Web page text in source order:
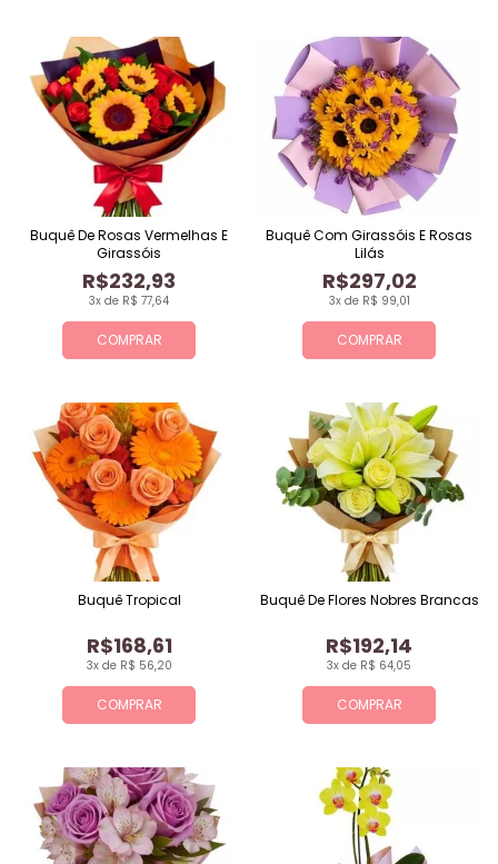
COMPRAR
3x de R$ 77,64
R$232,93
Buquê De Rosas Vermelhas E
Girassóis
COMPRAR
3x de R$ 99,01
R$297,02
Buquê Com Girassóis E Rosas
Lilás
COMPRAR
3x de R$ 56,20
R$168,61
Buquê Tropical
COMPRAR
3x de R$ 64,05
R$192,14
Buquê De Flores Nobres Brancas